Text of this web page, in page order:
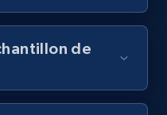
de